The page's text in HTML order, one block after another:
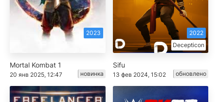
2023
Mortal Kombat 1
20 янв 2025, 12:47 новинка
Decepticon
2022
Sifu
13 фев 2024, 15:02 обновлено